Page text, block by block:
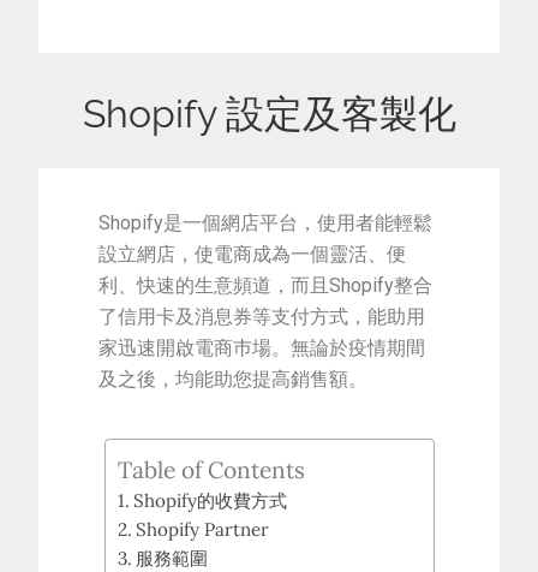
Shopify 設定及客製化
Shopify是一個網店平台，使用者能輕鬆
設立網店，使電商成為一個靈活、便
利、快速的生意頻道，而且Shopify整合
了信用卡及消息券等支付方式，能助用
家迅速開啟電商巿場。無論於疫情期間
及之後，均能助您提高銷售額。
Table of Contents
Shopify的收費方式
Shopify Partner
服務範圍